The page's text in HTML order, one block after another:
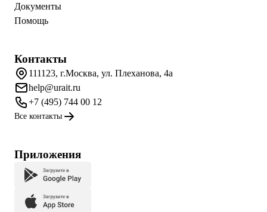
Документы
Помощь
Контакты
111123, г.Москва, ул. Плеханова, 4а
help@urait.ru
+7 (495) 744 00 12
Все контакты
Приложения